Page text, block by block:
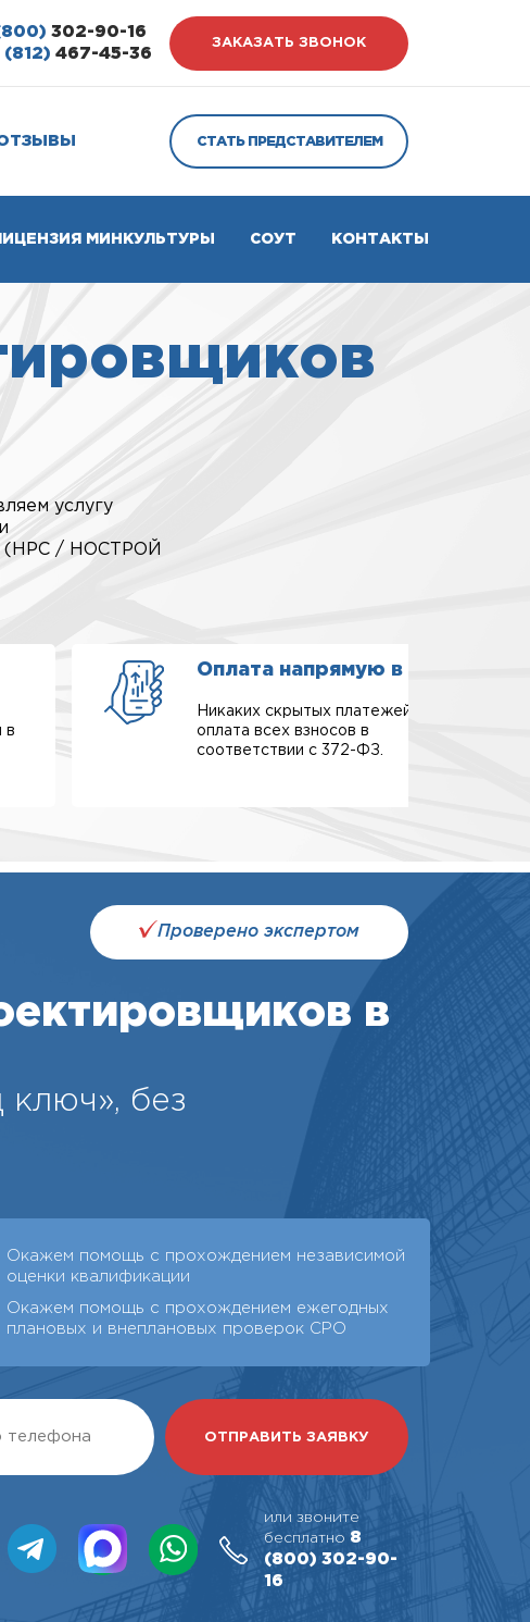
302-90-16
(812) 467-45-36
ЗАКАЗАТЬ ЗВОНОК
СТАТЬ ПРЕДСТАВИТЕЛЕМ
МИНКУЛЬТУРЫ СОУТ КОНТАКТЫ
услугу
(НРС / НОСТРОЙ
в
Оплата напрямую в СРО
Никаких скрытых платежей,
оплата всех взносов в
соответствии с 372-ФЗ.
Проверено экспертом
в
без
Окажем помощь с прохождением независимой
оценки квалификации
Окажем помощь с прохождением ежегодных
плановых и внеплановых проверок СРО
или звоните
бесплатно 8
(800) 302-90-
16